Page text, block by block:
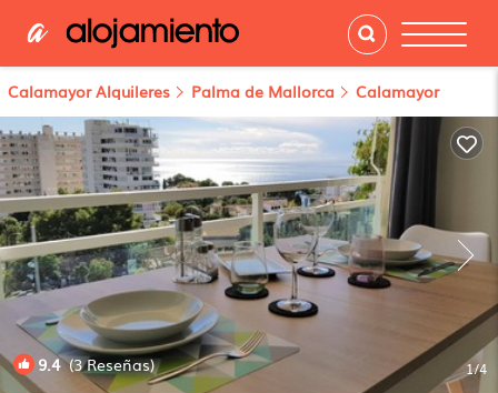
Calamayor Alquileres Palma de Mallorca Calamayor
9.4(3 Reseñas) 1/4